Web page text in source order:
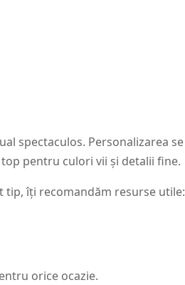
spectaculos. Personalizarea se
pentru culori vii și detalii fine.
tip, îți recomandăm resurse utile:
orice ocazie.